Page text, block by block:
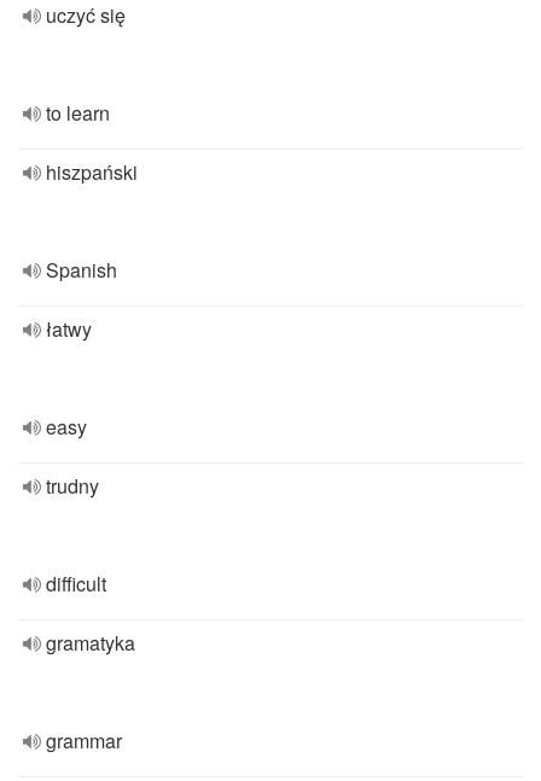
uczyć się
to learn
hiszpański
Spanish
łatwy
easy
trudny
difficult
gramatyka
grammar